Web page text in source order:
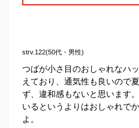
strv.122(50代・男性)
つばが小さ目のおしゃれなハ
えており、通気性も良いので
ず、違和感もないと思います
いるというよりはおしゃれで
よ。